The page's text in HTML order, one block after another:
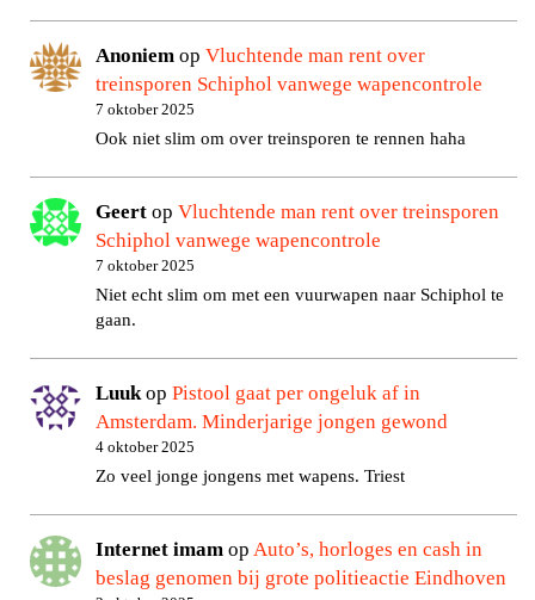
Anoniem opVluchtende man rent over
treinsporen Schiphol vanwege wapencontrole
7 oktober 2025
Ook niet slim om over treinsporen te rennen haha
Geert opVluchtende man rent over treinsporen
Schiphol vanwege wapencontrole
7 oktober 2025
Niet echt slim om met een vuurwapen naar Schiphol te
gaan.
LuukopPistool gaat per ongeluk af in
Amsterdam. Minderjarige jongen gewond
4 oktober 2025
Zo veel jonge jongens met wapens. Triest
Internet imam opAuto’s, horloges en cash in
beslag genomen bij grote politieactie Eindhoven